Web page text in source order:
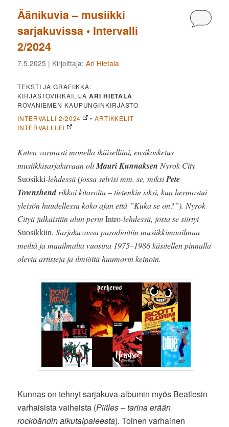
Äänikuvia – musiikki
sarjakuvissa • Intervalli
2/2024
7.5.2025 | Kirjoittaja:Ari Hietala
TEKSTI JA GRAFIIKKA:
KIRJASTOVIRKAILIJAARI HIETALA
ROVANIEMEN KAUPUNGINKIRJASTO
INTERVALLI 2/2024
• ARTIKKELIT
INTERVALLI.FI
Kuten varmasti monella ikäiselläni, ensikosketus
musiikkisarjakuvaan oliMauri Kunnaksen Nyrok City
Suosikki-lehdessä (jossa selvisi mm. se, miksiPete
Townshendrikkoi kitaroita – tietenkin siksi, kun hermostui
yleisön huudellessa koko ajan että ”Kuka se on?”). Nyrok
Cityä julkaistiin alun perinIntro-lehdessä, josta se siirtyi
Suosikkiin. Sarjakuvassa parodioitiin musiikkimaailmaa
meiltä ja maailmalta vuosina 1975–1986 käsitellen pinnalla
olevia artisteja ja ilmiöitä huumorin keinoin.
Kunnas on tehnyt sarjakuva-albumin myös Beatlesin
varhaisista vaiheista (Piitles – tarina erään
rockbändin alkutaipaleesta). Toinen varhainen